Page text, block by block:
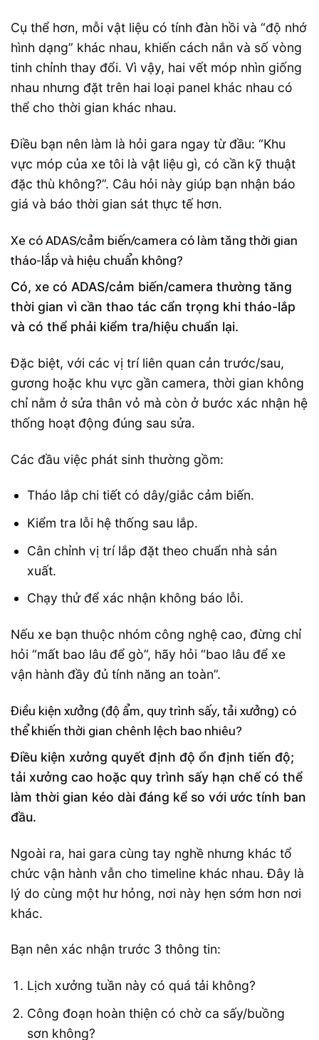
Cụ thể hơn, mỗi vật liệu có tính đàn hồi và “độ nhớ
hình dạng” khác nhau, khiến cách nắn và số vòng
tinh chỉnh thay đổi. Vì vậy, hai vết móp nhìn giống
nhau nhưng đặt trên hai loại panel khác nhau có
thể cho thời gian khác nhau.
Điều bạn nên làm là hỏi gara ngay từ đầu: “Khu
vực móp của xe tôi là vật liệu gì, có cần kỹ thuật
đặc thù không?”. Câu hỏi này giúp bạn nhận báo
giá và báo thời gian sát thực tế hơn.
Xe có ADAS/cảm biến/camera có làm tăng thời gian
tháo-lắp và hiệu chuẩn không?
Có, xe có ADAS/cảm biến/camera thường tăng
thời gian vì cần thao tác cẩn trọng khi tháo-lắp
và có thể phải kiểm tra/hiệu chuẩn lại.
Đặc biệt, với các vị trí liên quan cản trước/sau,
gương hoặc khu vực gần camera, thời gian không
chỉ nằm ở sửa thân vỏ mà còn ở bước xác nhận hệ
thống hoạt động đúng sau sửa.
Các đầu việc phát sinh thường gồm:
Tháo lắp chi tiết có dây/giắc cảm biến.
Kiểm tra lỗi hệ thống sau lắp.
Cân chỉnh vị trí lắp đặt theo chuẩn nhà sản
xuất.
Chạy thử để xác nhận không báo lỗi.
Nếu xe bạn thuộc nhóm công nghệ cao, đừng chỉ
hỏi “mất bao lâu để gò”, hãy hỏi “bao lâu để xe
vận hành đầy đủ tính năng an toàn”.
Điều kiện xưởng (độ ẩm, quy trình sấy, tải xưởng) có
thể khiến thời gian chênh lệch bao nhiêu?
Điều kiện xưởng quyết định độ ổn định tiến độ;
tải xưởng cao hoặc quy trình sấy hạn chế có thể
làm thời gian kéo dài đáng kể so với ước tính ban
đầu.
Ngoài ra, hai gara cùng tay nghề nhưng khác tổ
chức vận hành vẫn cho timeline khác nhau. Đây là
lý do cùng một hư hỏng, nơi này hẹn sớm hơn nơi
khác.
Bạn nên xác nhận trước 3 thông tin:
Lịch xưởng tuần này có quá tải không?
Công đoạn hoàn thiện có chờ ca sấy/buồng
sơn không?